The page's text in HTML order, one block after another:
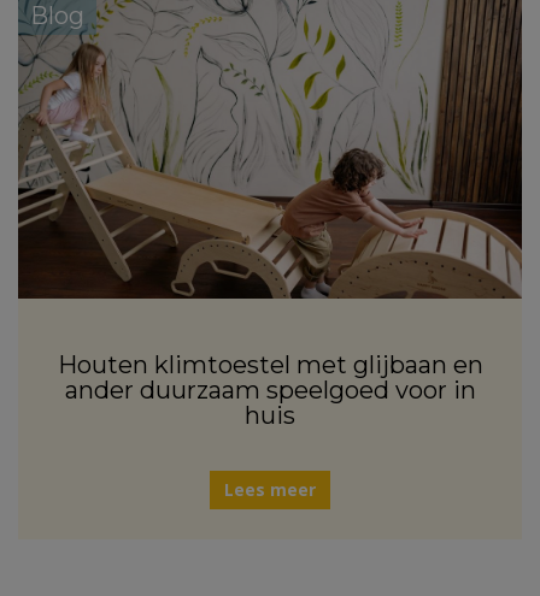
Blog
Houten klimtoestel met glijbaan en
ander duurzaam speelgoed voor in
huis
Lees meer